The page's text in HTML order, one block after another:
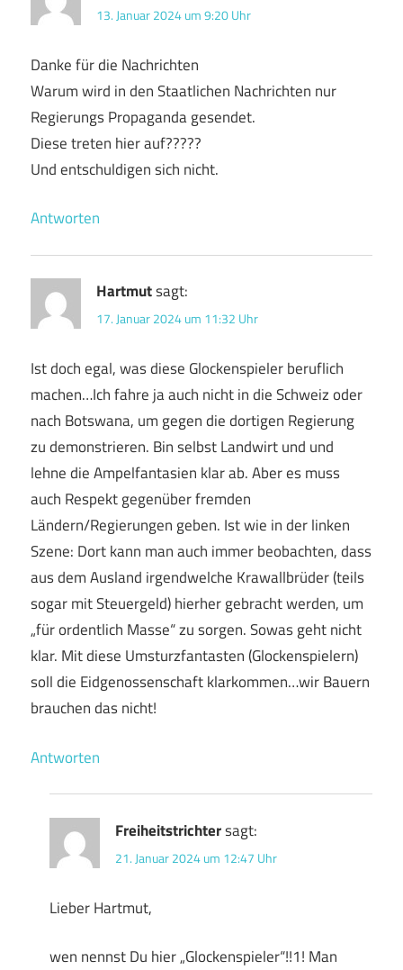
13. Januar 2024 um 9:20 Uhr
Danke für die Nachrichten
Warum wird in den Staatlichen Nachrichten nur
Regierungs Propaganda gesendet.
Diese treten hier auf?????
Und entschuldigen sich nicht.
Antworten
Hartmutsagt:
17. Januar 2024 um 11:32 Uhr
Ist doch egal, was diese Glockenspieler beruflich
machen…Ich fahre ja auch nicht in die Schweiz oder
nach Botswana, um gegen die dortigen Regierung
zu demonstrieren. Bin selbst Landwirt und und
lehne die Ampelfantasien klar ab. Aber es muss
auch Respekt gegenüber fremden
Ländern/Regierungen geben. Ist wie in der linken
Szene: Dort kann man auch immer beobachten, dass
aus dem Ausland irgendwelche Krawallbrüder (teils
sogar mit Steuergeld) hierher gebracht werden, um
„für ordentlich Masse“ zu sorgen. Sowas geht nicht
klar. Mit diese Umsturzfantasten (Glockenspielern)
soll die Eidgenossenschaft klarkommen…wir Bauern
brauchen das nicht!
Antworten
Freiheitstrichtersagt:
21. Januar 2024 um 12:47 Uhr
Lieber Hartmut,
wen nennst Du hier „Glockenspieler“!!1! Man